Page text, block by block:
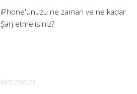
iPhone'unuzu ne zaman ve ne kadar
Şarj etmelisiniz?
İNCELEMELER